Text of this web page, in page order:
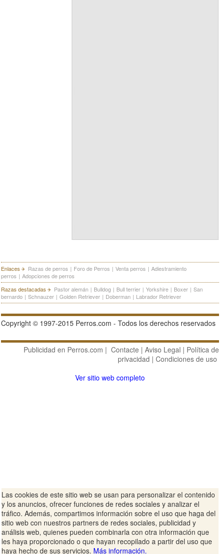
Enlaces Razas de perros | Foro de Perros | Venta perros | Adiestramiento
perros | Adopciones de perros
Razas destacadas
Pastor alemán | Bulldog | Bull terrier | Yorkshire | Boxer | San
bernardo | Schnauzer | Golden Retriever | Doberman | Labrador Retriever
Copyright © 1997-2015 Perros.com - Todos los derechos reservados
Publicidad en Perros.com | Contacte | Aviso Legal | Política de
privacidad | Condiciones de uso
Ver sitio web completo
Las cookies de este sitio web se usan para personalizar el contenido
y los anuncios, ofrecer funciones de redes sociales y analizar el
tráfico. Además, compartimos información sobre el uso que haga del
sitio web con nuestros partners de redes sociales, publicidad y
análisis web, quienes pueden combinarla con otra información que
les haya proporcionado o que hayan recopilado a partir del uso que
haya hecho de sus servicios. Más información.